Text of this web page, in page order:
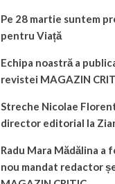
Pe 28 martie suntem
pentru Viață
Echipa noastră a
revistei MAGAZIN
Streche Nicolae
director editorial la
Radu Mara Mădălina a
nou mandat redactor